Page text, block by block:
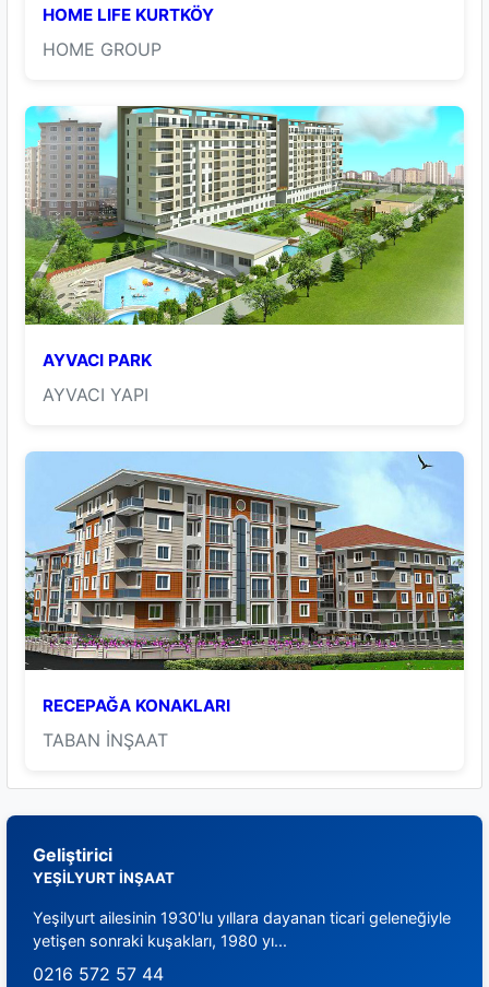
HOME LIFE KURTKÖY
HOME GROUP
AYVACI PARK
AYVACI YAPI
RECEPAĞA KONAKLARI
TABAN İNŞAAT
Geliştirici
YEŞİLYURT İNŞAAT
Yeşilyurt ailesinin 1930'lu yıllara dayanan ticari geleneğiyle
yetişen sonraki kuşakları, 1980 yı...
0216 572 57 44